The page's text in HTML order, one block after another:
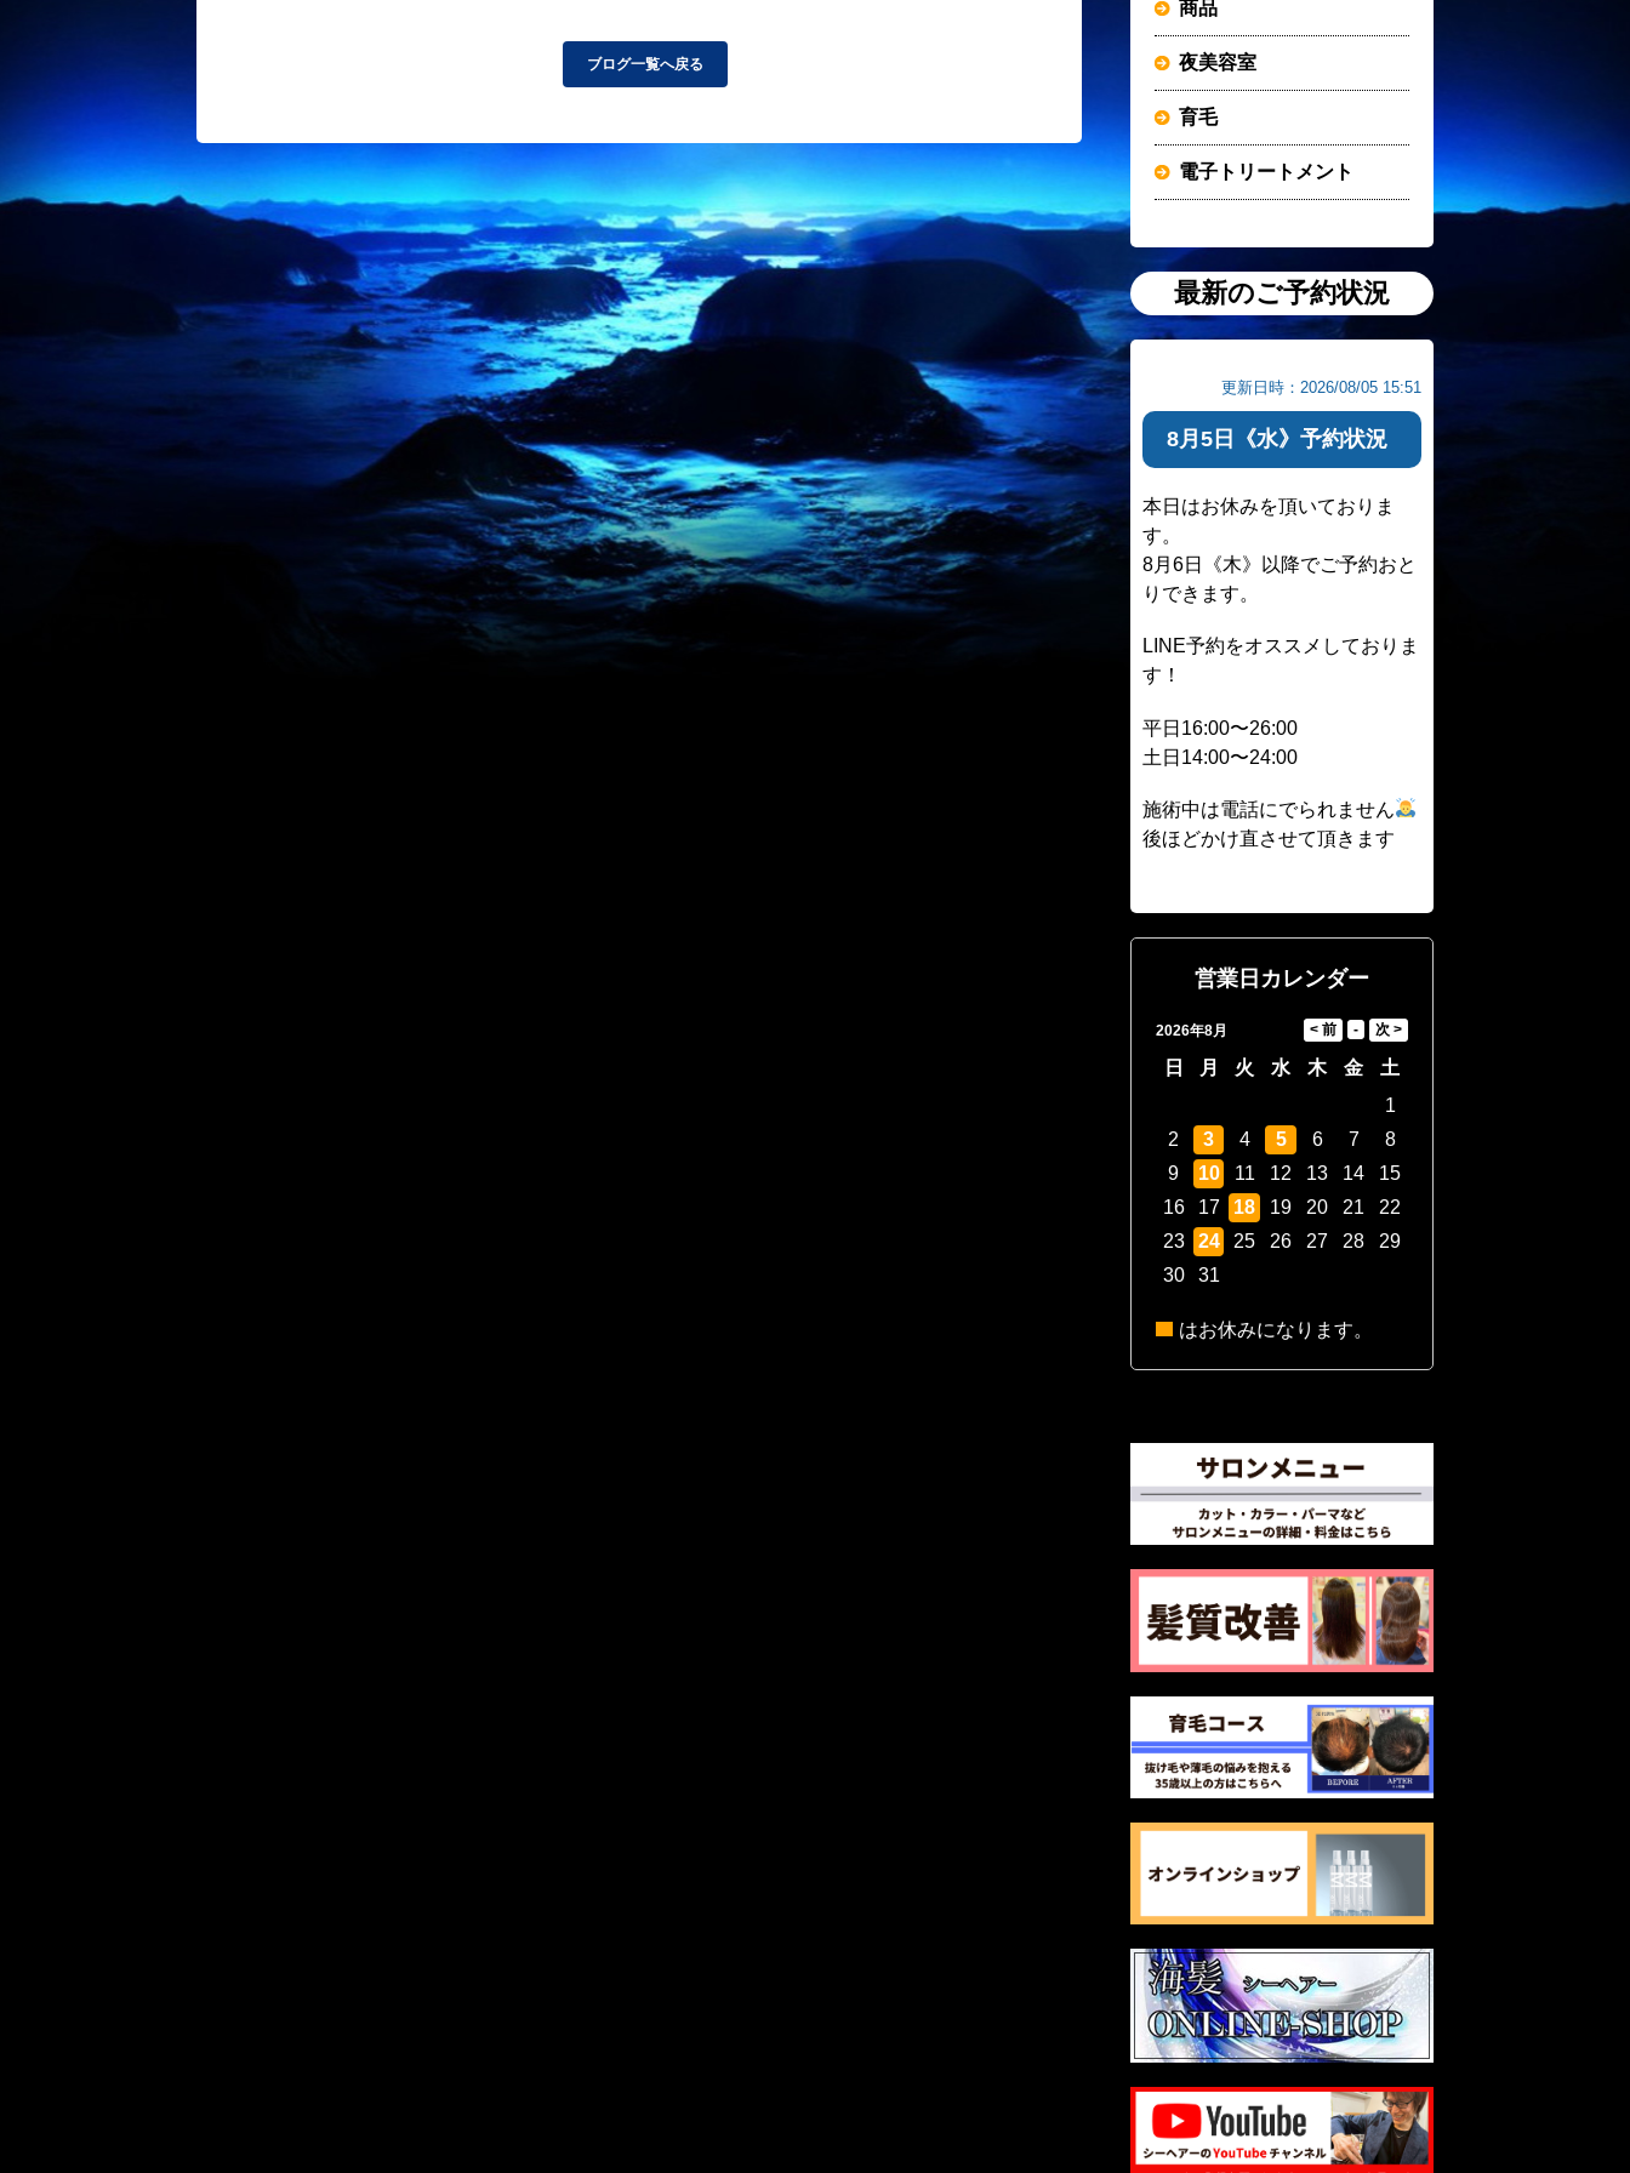
ブログ一覧へ戻る
商品
夜美容室
育毛
電子トリートメント
最新のご予約状況
更新日時：2026/08/05 15:51
8月5日《水》予約状況
本日はお休みを頂いておりま
す。
8月6日《木》以降でご予約おと
りできます。
LINE予約をオススメしておりま
す！
平日16:00〜26:00
土日14:00〜24:00
施術中は電話にでられません
後ほどかけ直させて頂きます
営業日カレンダー
2026年8月
日 月 火 水 木 金
土
1
2
3 4 5 6 7
8
9
10 11 12 13 14
15
16
17 18 19 20 21
22
23
24 25 26 27 28
29
30
31
はお休みになります。